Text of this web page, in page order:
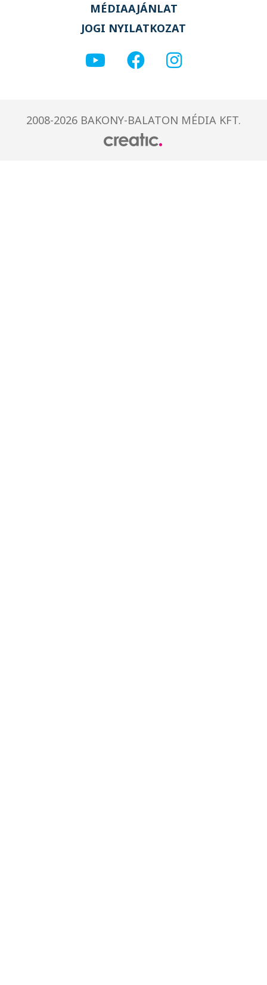
MÉDIAAJÁNLAT
JOGI NYILATKOZAT
2008-2026 BAKONY-BALATON MÉDIA KFT.